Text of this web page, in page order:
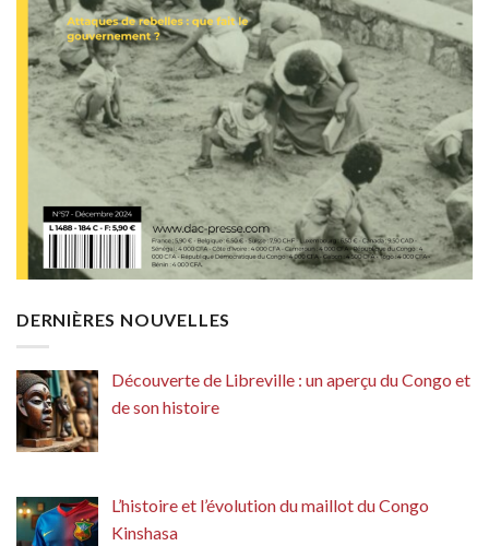
DERNIÈRES NOUVELLES
Découverte de Libreville : un aperçu du Congo et
de son histoire
L’histoire et l’évolution du maillot du Congo
Kinshasa